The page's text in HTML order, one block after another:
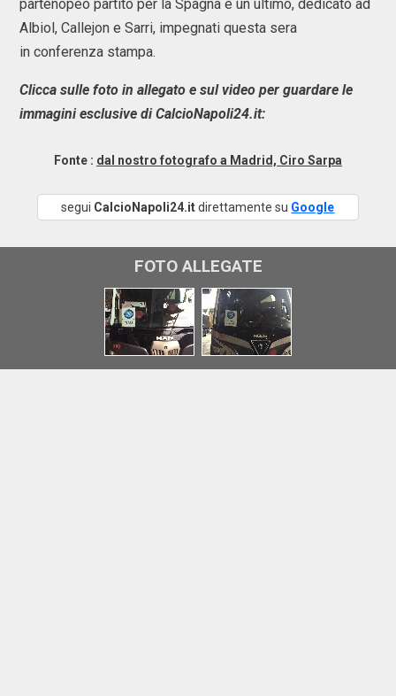
partenopeo partito per la Spagna e un ultimo, dedicato ad
Albiol, Callejon e Sarri, impegnati questa sera
in conferenza stampa.
Clicca sulle foto in allegato e sul video per guardare le
immagini esclusive di CalcioNapoli24.it:
Fonte : dal nostro fotografo a Madrid, Ciro Sarpa
segui CalcioNapoli24.itdirettamente su Google
FOTO ALLEGATE